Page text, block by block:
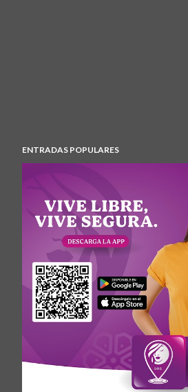
ENTRADAS POPULARES